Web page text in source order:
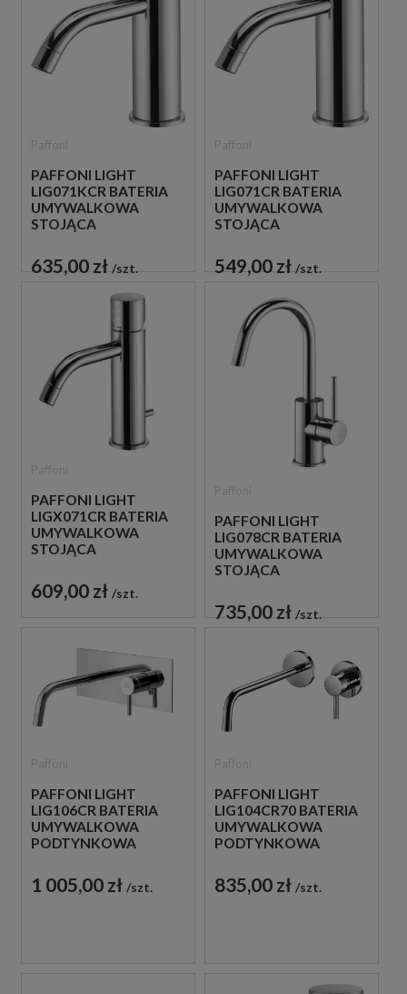
PAFFONI LIGHT
LIG071KCR BATERIA
UMYWALKOWA
STOJĄCA
CHROM
635,00 zł szt.
PAFFONI LIGHT
LIG071CR BATERIA
UMYWALKOWA
STOJĄCA
CHROM
549,00 zł szt.
PAFFONI LIGHT
LIGX071CR BATERIA
UMYWALKOWA
STOJĄCA
CHROM
609,00 zł szt.
PAFFONI LIGHT
LIG078CR BATERIA
UMYWALKOWA
STOJĄCA
CHROM
735,00 zł szt.
PAFFONI LIGHT
LIG106CR BATERIA
UMYWALKOWA
PODTYNKOWA
CHROM
1 005,00 zł szt.
PAFFONI LIGHT
LIG104CR70 BATERIA
UMYWALKOWA
PODTYNKOWA
CHROM
835,00 zł szt.